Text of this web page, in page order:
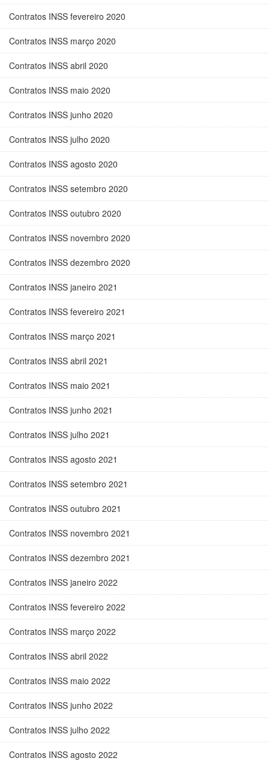
Contratos INSS fevereiro 2020
Contratos INSS março 2020
Contratos INSS abril 2020
Contratos INSS maio 2020
Contratos INSS junho 2020
Contratos INSS julho 2020
Contratos INSS agosto 2020
Contratos INSS setembro 2020
Contratos INSS outubro 2020
Contratos INSS novembro 2020
Contratos INSS dezembro 2020
Contratos INSS janeiro 2021
Contratos INSS fevereiro 2021
Contratos INSS março 2021
Contratos INSS abril 2021
Contratos INSS maio 2021
Contratos INSS junho 2021
Contratos INSS julho 2021
Contratos INSS agosto 2021
Contratos INSS setembro 2021
Contratos INSS outubro 2021
Contratos INSS novembro 2021
Contratos INSS dezembro 2021
Contratos INSS janeiro 2022
Contratos INSS fevereiro 2022
Contratos INSS março 2022
Contratos INSS abril 2022
Contratos INSS maio 2022
Contratos INSS junho 2022
Contratos INSS julho 2022
Contratos INSS agosto 2022